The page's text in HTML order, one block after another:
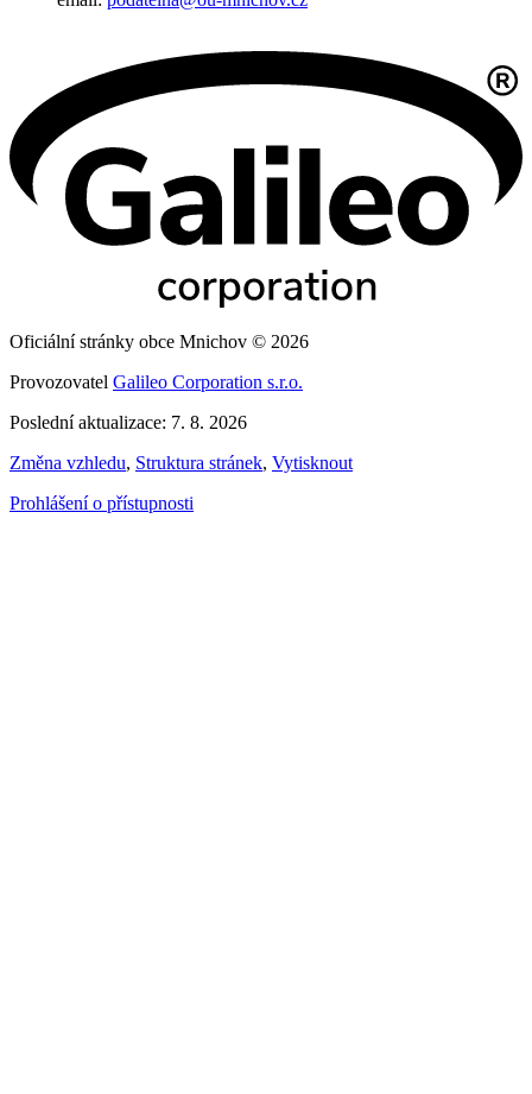
Oficiální stránky obce Mnichov © 2026
Provozovatel Galileo Corporation s.r.o.
Poslední aktualizace: 7. 8. 2026
Změna vzhledu, Struktura stránek, Vytisknout
Prohlášení o přístupnosti